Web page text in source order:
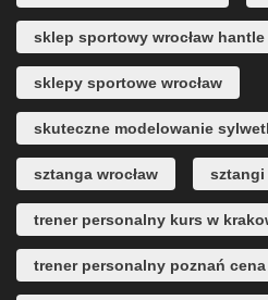
sklep sportowy wrocław hantle
sklepy sportowe wrocław
skuteczne modelowanie
sztanga wrocław sztangi
trener personalny kurs w
trener personalny poznań cena